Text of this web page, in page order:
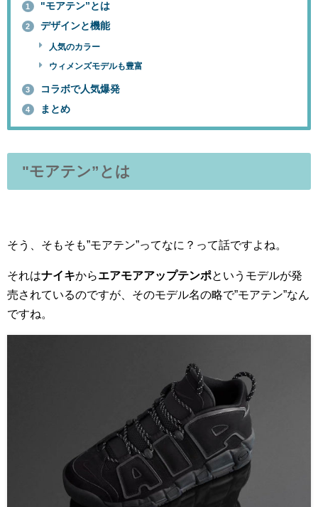
1 "モアテン”とは
2 デザインと機能
人気のカラー
ウィメンズモデルも豊富
3 コラボで人気爆発
4 まとめ
"モアテン”とは
そう、そもそも”モアテン”ってなに？って話ですよね。
それはナイキから エアモアアップテンポというモデルが発
売されているのですが、そのモデル名の略で”モアテン”なん
ですね。